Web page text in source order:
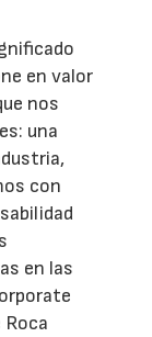
en valor
nos
una
con
en las